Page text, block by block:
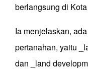
berlangsung di
Ia menjelaskan,
pertanahan, yaitu
dan _land